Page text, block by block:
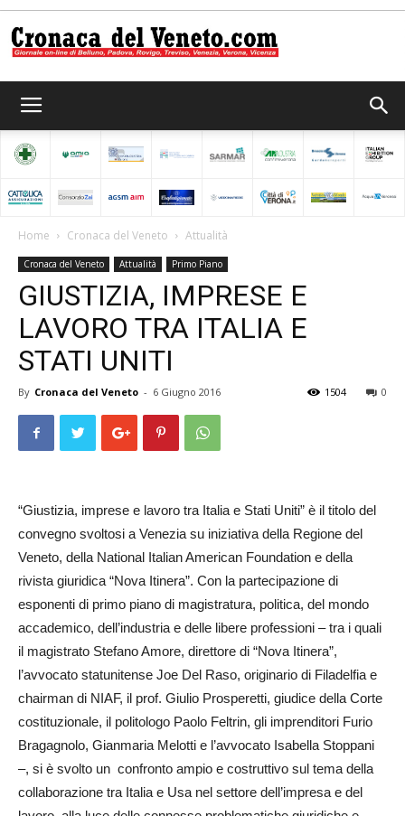
del
Veneto
Home Cronaca del Veneto Attualità
Cronaca del Veneto Attualità Primo Piano
GIUSTIZIA, IMPRESE E
LAVORO TRA ITALIA E
STATI UNITI
By Cronaca del Veneto - 6 Giugno 2016 0
1504
“Giustizia, imprese e lavoro tra Italia e Stati Uniti” è il titolo del
convegno svoltosi a Venezia su iniziativa della Regione del
Veneto, della National Italian American Foundation e della
rivista giuridica “Nova Itinera”. Con la partecipazione di
esponenti di primo piano di magistratura, politica, del mondo
accademico, dell’industria e delle libere professioni – tra i quali
il magistrato Ste­fano Amore, direttore di “Nova Iti­nera”,
l’avvocato statunitense Joe Del Raso, originario di Fi­ladelfia e
chairman di NIAF, il prof. Giulio Pros­peretti, giudice della Corte
costi­tu­zionale, il politologo Paolo Feltrin, gli imprenditori Fu­rio
Bragagnolo, Gianmaria Me­lotti e l’avvocato Isabella Stop­pani
–, si è svolto un confronto ampio e costruttivo sul te­ma della
collaborazione tra Italia e Usa nel settore dell’impresa e del